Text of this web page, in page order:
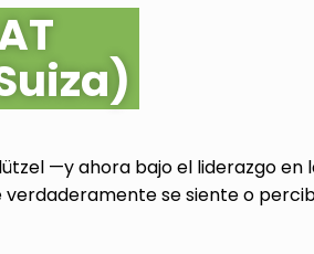
—y ahora bajo el liderazgo en
se siente o